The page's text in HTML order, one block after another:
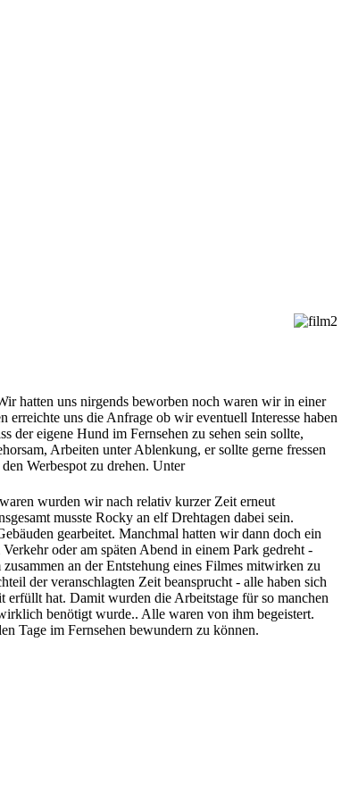
hatten uns nirgends beworben noch waren wir in einer
uns die Anfrage ob wir eventuell Interesse haben
der eigene Hund im Fernsehen zu sehen sein sollte,
Arbeiten unter Ablenkung, er sollte gerne fressen
Werbespot zu drehen. Unter
wurden wir nach relativ kurzer Zeit erneut
musste Rocky an elf Drehtagen dabei sein.
gearbeitet. Manchmal hatten wir dann doch ein
oder am späten Abend in einem Park gedreht -
an der Entstehung eines Filmes mitwirken zu
der veranschlagten Zeit beansprucht - alle haben sich
hat. Damit wurden die Arbeitstage für so manchen
benötigt wurde.. Alle waren von ihm begeistert.
Tage im Fernsehen bewundern zu können.